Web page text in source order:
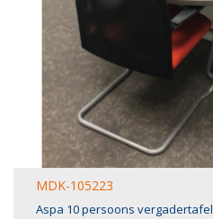
MDK-105223
Aspa 10 persoons vergadertafel